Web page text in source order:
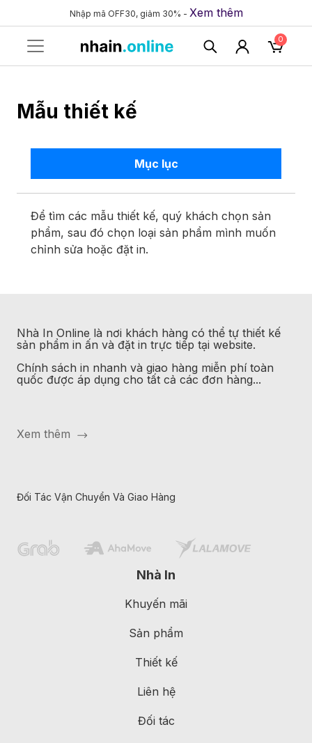
Nhập mã OFF30, giảm 30% - Xem thêm
0
Mẫu thiết kế
Mục lục
Để tìm các mẫu thiết kế, quý khách chọn sản
phẩm, sau đó chọn loại sản phẩm mình muốn
chỉnh sửa hoặc đặt in.
Nhà In Online là nơi khách hàng có thể tự thiết kế
sản phẩm in ấn và đặt in trực tiếp tại website.
Chính sách in nhanh và giao hàng miễn phí toàn
quốc được áp dụng cho tất cả các đơn hàng...
Xem thêm
Đối Tác Vận Chuyển Và Giao Hàng
Nhà In
Khuyến mãi
Sản phẩm
Thiết kế
Liên hệ
Đối tác